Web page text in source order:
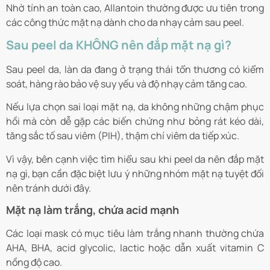
Nhờ tính an toàn cao, Allantoin thường được ưu tiên trong
các công thức mặt nạ dành cho da nhạy cảm sau peel.
Sau peel da KHÔNG nên đắp mặt nạ gì?
Sau peel da, làn da đang ở trạng thái tổn thương có kiểm
soát, hàng rào bảo vệ suy yếu và độ nhạy cảm tăng cao.
Nếu lựa chọn sai loại mặt nạ, da không những chậm phục
hồi mà còn dễ gặp các biến chứng như bỏng rát kéo dài,
tăng sắc tố sau viêm (PIH), thậm chí viêm da tiếp xúc.
Vì vậy, bên cạnh việc tìm hiểu sau khi peel da nên đắp mặt
nạ gì, bạn cần đặc biệt lưu ý những nhóm mặt nạ tuyệt đối
nên tránh dưới đây.
Mặt nạ làm trắng, chứa acid mạnh
Các loại mask có mục tiêu làm trắng nhanh thường chứa
AHA, BHA, acid glycolic, lactic hoặc dẫn xuất vitamin C
nồng độ cao.